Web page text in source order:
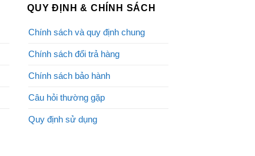
QUY ĐỊNH & CHÍNH SÁCH
Chính sách và quy định chung
Chính sách đổi trả hàng
Chính sách bảo hành
Câu hỏi thường gặp
Quy định sử dụng